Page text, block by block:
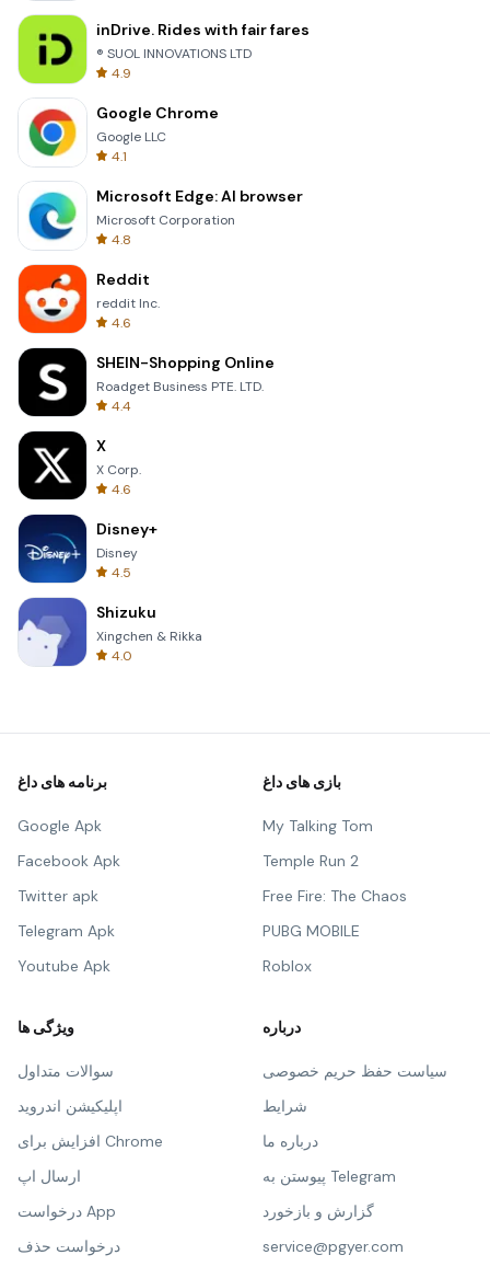
inDrive. Rides with fair fares
® SUOL INNOVATIONS LTD
4.9
Google Chrome
Google LLC
4.1
Microsoft Edge: AI browser
Microsoft Corporation
4.8
Reddit
reddit Inc.
4.6
SHEIN-Shopping Online
Roadget Business PTE. LTD.
4.4
X
X Corp.
4.6
Disney+
Disney
4.5
Shizuku
Xingchen & Rikka
4.0
برنامه های داغ
Google Apk
Facebook Apk
Twitter apk
Telegram Apk
Youtube Apk
بازی های داغ
My Talking Tom
Temple Run 2
Free Fire: The Chaos
PUBG MOBILE
Roblox
ویژگی ها
سوالات متداول
اپلیکیشن اندروید
افزایش برای Chrome
ارسال اپ
درخواست App
درخواست حذف
درباره
سیاست حفظ حریم خصوصی
شرایط
درباره ما
پیوستن به Telegram
گزارش و بازخورد
service@pgyer.com